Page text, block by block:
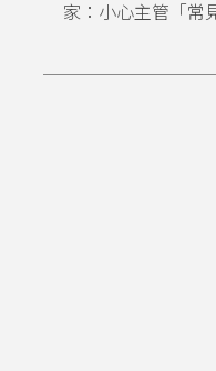
家：小心主管「常